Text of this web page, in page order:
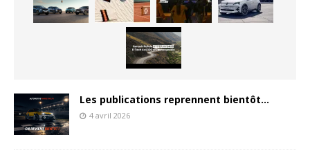
Les publications reprennent bientôt…
4 avril 2026